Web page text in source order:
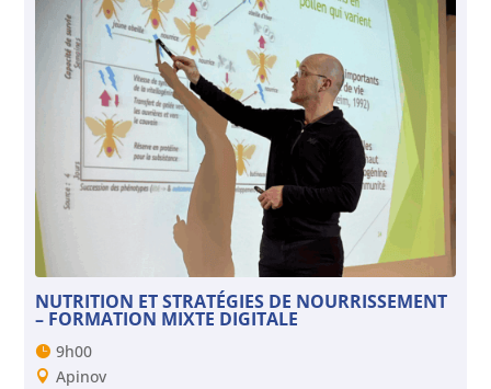
NUTRITION ET STRATÉGIES DE NOURRISSEMENT
– FORMATION MIXTE DIGITALE
9h00
Apinov